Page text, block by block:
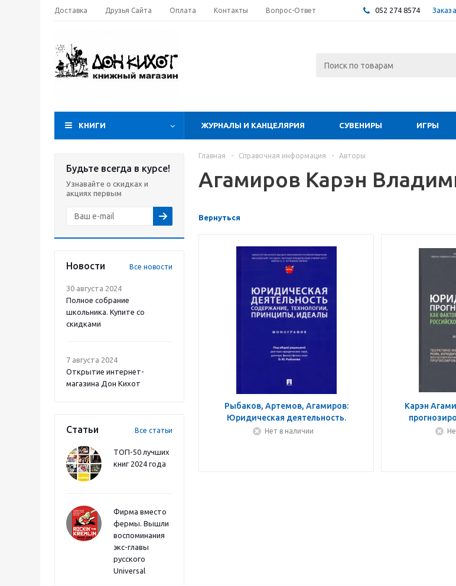
Доставка Друзья Сайта Оплата Контакты Вопрос-Ответ 052 274 8574
КНИГИ ЖУРНАЛЫ И КАНЦЕЛЯРИЯ СУВЕНИРЫ ИГРЫ
Будьте всегда в курсе!
Узнавайте о скидках и
акциях первым
Новости Все новости
30 августа 2024
Полное собрание
школьника. Купите со
скидками
7 августа 2024
Открытие интернет-
магазина Дон Кихот
Статьи Все статьи
ТОП-50 лучших
книг 2024 года
Фирма вместо
фермы. Вышли
воспоминания
экс-главы
русского
Universal
Главная - Справочная информация - Авторы
Агамиров Карэн
Вернуться
Рыбаков, Артемов, Агамиров:
Юридическая деятельность.
Содержание, технологии,
Нет в наличии
Карэн